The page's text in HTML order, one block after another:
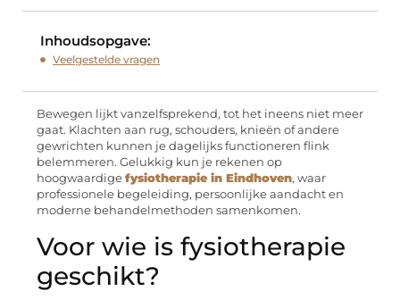
Inhoudsopgave:
Veelgestelde vragen
Bewegen lijkt vanzelfsprekend, tot het ineens niet meer
gaat. Klachten aan rug, schouders, knieën of andere
gewrichten kunnen je dagelijks functioneren flink
belemmeren. Gelukkig kun je rekenen op
hoogwaardige fysiotherapie in Eindhoven, waar
professionele begeleiding, persoonlijke aandacht en
moderne behandelmethoden samenkomen.
Voor wie is fysiotherapie
geschikt?